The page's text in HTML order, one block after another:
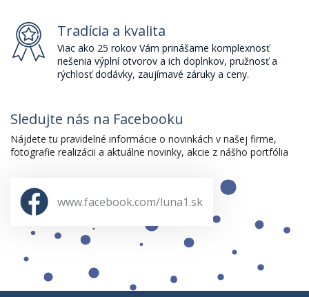
Tradícia a kvalita
Viac ako 25 rokov Vám prinášame komplexnosť
riešenia výplní otvorov a ich doplnkov, pružnosť a
rýchlosť dodávky, zaujímavé záruky a ceny.
Sledujte nás na Facebooku
Nájdete tu pravidelné informácie o novinkách v našej firme,
fotografie realizácii a aktuálne novinky, akcie z nášho portfólia
www.facebook.com/luna1.sk